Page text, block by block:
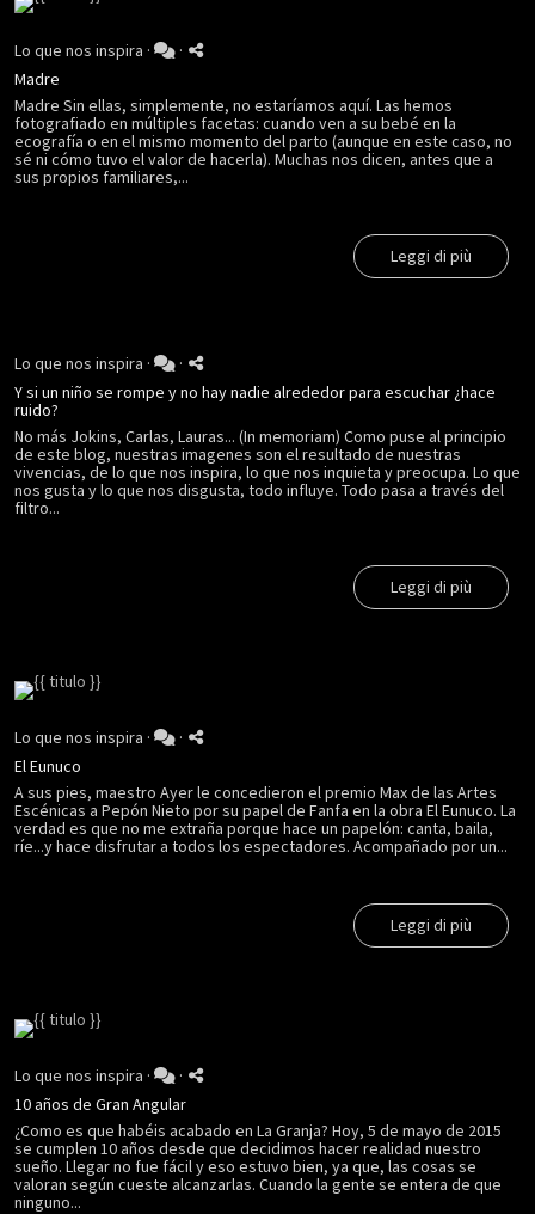
Lo que nos inspira ·
·
Madre
Madre Sin ellas, simplemente, no estaríamos aquí. Las hemos
fotografiado en múltiples facetas: cuando ven a su bebé en la
ecografía o en el mismo momento del parto (aunque en este caso, no
sé ni cómo tuvo el valor de hacerla). Muchas nos dicen, antes que a
sus propios familiares,...
Leggi di più
Lo que nos inspira ·
·
Y si un niño se rompe y no hay nadie alrededor para escuchar ¿hace
ruido?
No más Jokins, Carlas, Lauras... (In memoriam) Como puse al principio
de este blog, nuestras imagenes son el resultado de nuestras
vivencias, de lo que nos inspira, lo que nos inquieta y preocupa. Lo que
nos gusta y lo que nos disgusta, todo influye. Todo pasa a través del
filtro...
Leggi di più
Lo que nos inspira ·
·
El Eunuco
A sus pies, maestro Ayer le concedieron el premio Max de las Artes
Escénicas a Pepón Nieto por su papel de Fanfa en la obra El Eunuco. La
verdad es que no me extraña porque hace un papelón: canta, baila,
ríe...y hace disfrutar a todos los espectadores. Acompañado por un...
Leggi di più
Lo que nos inspira ·
·
10 años de Gran Angular
¿Como es que habéis acabado en La Granja? Hoy, 5 de mayo de 2015
se cumplen 10 años desde que decidimos hacer realidad nuestro
sueño. Llegar no fue fácil y eso estuvo bien, ya que, las cosas se
valoran según cueste alcanzarlas. Cuando la gente se entera de que
ninguno...